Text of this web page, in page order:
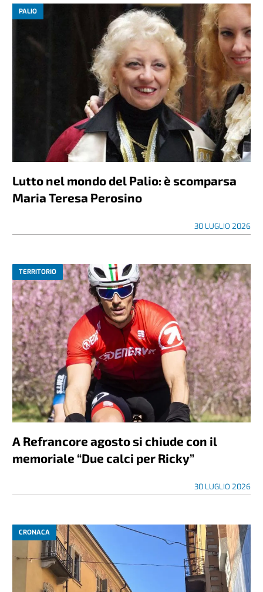
PALIO
Lutto nel mondo del Palio: è scomparsa
Maria Teresa Perosino
30 LUGLIO 2026
TERRITORIO
A Refrancore agosto si chiude con il
memoriale “Due calci per Ricky”
30 LUGLIO 2026
CRONACA